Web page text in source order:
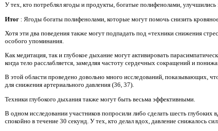
У тех, кто потреблял ягоды и продукты, богатые полифенолами,
Итог : Ягоды богаты полифенолами, которые могут помочь снизить
Хотя эти два поведения также могут подпадать под «техники снижения
особого упоминания.
Как медитация, так и глубокое дыхание могут активировать
когда тело расслабляется, замедляя частоту сердечных сокращений и
В этой области проведено довольно много исследований, показывающих,
для снижения артериального давления (36, 37).
Техники глубокого дыхания также могут быть весьма эффективными.
В одном исследовании участников попросили либо сделать шесть глубоких
спокойно в течение 30 секунд. У тех, кто делал вдох, давление снижалось